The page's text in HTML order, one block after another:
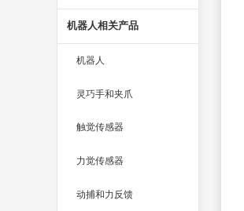
机器人相关产品
机器人
灵巧手和夹爪
触觉传感器
力觉传感器
动捕和力反馈